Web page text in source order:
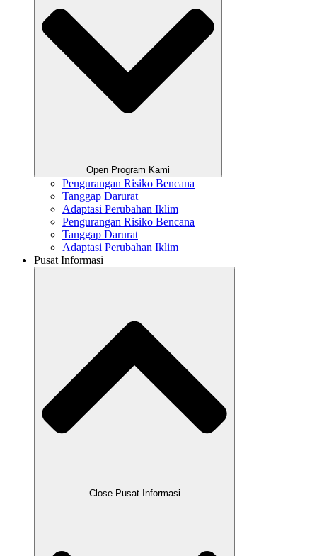
Open Program Kami
Pengurangan Risiko Bencana
Tanggap Darurat
Adaptasi Perubahan Iklim
Pengurangan Risiko Bencana
Tanggap Darurat
Adaptasi Perubahan Iklim
Pusat Informasi
Close Pusat Informasi